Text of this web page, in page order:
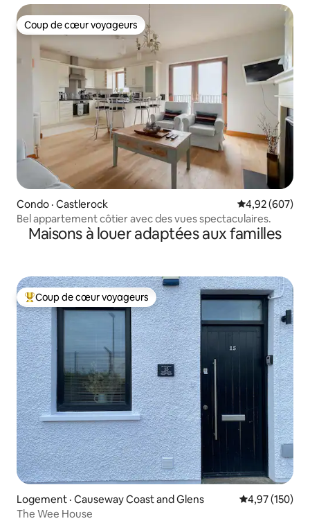
Coup de cœur voyageurs
Coup de cœur voyageurs
Condo · Castlerock Note
4,92 (607)
Bel appartement côtier avec des vues spectaculaires.
Maisons à louer adaptées aux familles
Coup de cœur voyageurs parmi les plus aimés
Coup de cœur voyageurs
Logement · Causeway Coast and Glens Note
4,97 (150)
The Wee House